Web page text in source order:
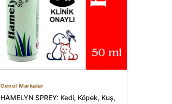
Genel Markalar
HAMELYN SPREY: Kedi, Köpek, Kuş,